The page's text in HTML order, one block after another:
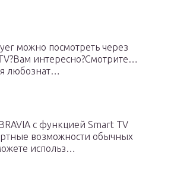
можно посмотреть через
интересно?Смотрите…
любознат…
c функцией Smart TV
возможности обычных
использ…